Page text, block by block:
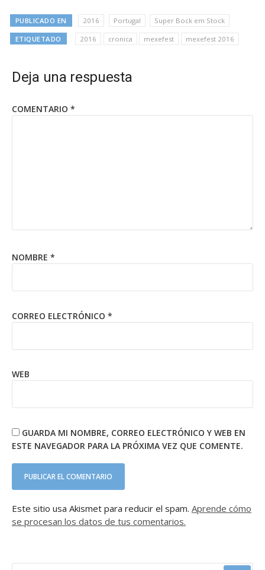
PUBLICADO EN 2016 Portugal Super Bock em Stock
ETIQUETADO 2016 cronica mexefest mexefest 2016
Deja una respuesta
COMENTARIO *
NOMBRE *
CORREO ELECTRÓNICO *
WEB
GUARDA MI NOMBRE, CORREO ELECTRÓNICO Y WEB EN
ESTE NAVEGADOR PARA LA PRÓXIMA VEZ QUE COMENTE.
Este sitio usa Akismet para reducir el spam. Aprende cómo
se procesan los datos de tus comentarios.